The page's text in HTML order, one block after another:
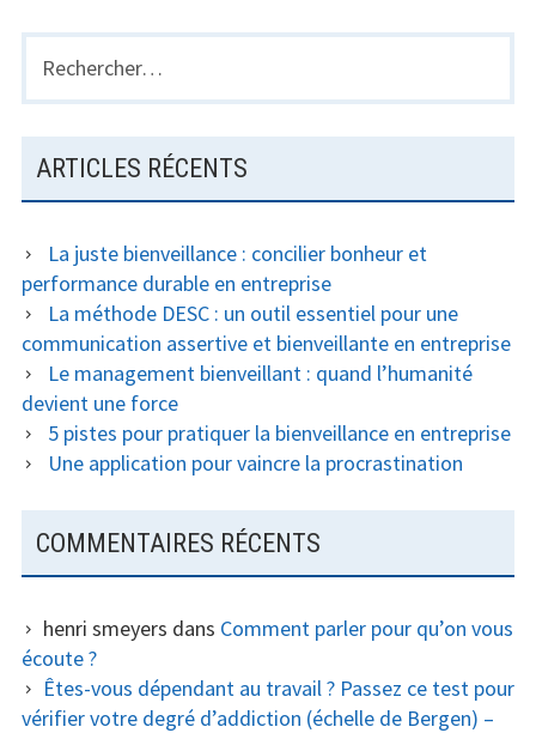
Rechercher :
ARTICLES RÉCENTS
La juste bienveillance : concilier bonheur et
performance durable en entreprise
La méthode DESC : un outil essentiel pour une
communication assertive et bienveillante en entreprise
Le management bienveillant : quand l’humanité
devient une force
5 pistes pour pratiquer la bienveillance en entreprise
Une application pour vaincre la procrastination
COMMENTAIRES RÉCENTS
henri smeyers dans Comment parler pour qu’on vous
écoute ?
Êtes-vous dépendant au travail ? Passez ce test pour
vérifier votre degré d’addiction (échelle de Bergen) –